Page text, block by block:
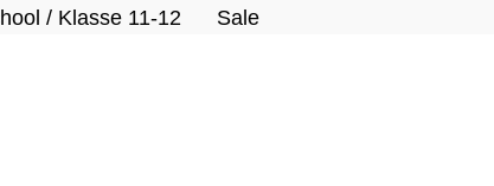
/ Klasse 11-12 Sale